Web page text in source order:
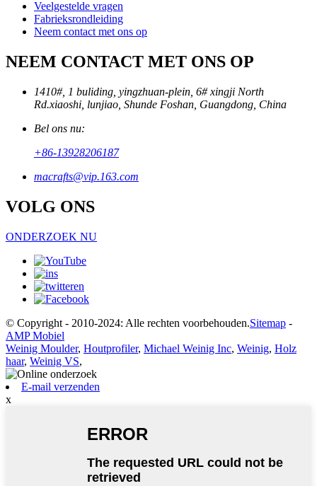
Veelgestelde vragen
Fabrieksrondleiding
Neem contact met ons op
NEEM CONTACT MET ONS OP
1410#, 1 buliding, yingzhuan-plein, 6# xingji North
Rd.xiaoshi, lunjiao, Shunde Foshan, Guangdong, China
Bel ons nu:
+86-13928206187
macrafts@vip.163.com
VOLG ONS
ONDERZOEK NU
© Copyright - 2010-2024: Alle rechten voorbehouden.Sitemap -
AMP Mobiel
Weinig Moulder, Houtprofiler, Michael Weinig Inc, Weinig, Holz
haar, Weinig VS,
E-mail verzenden
x